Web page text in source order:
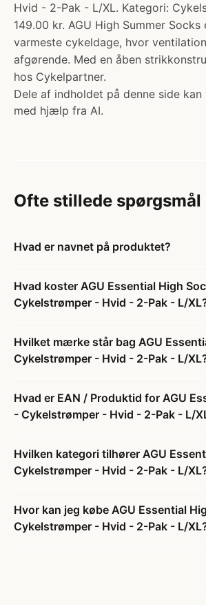
Hvid - 2-Pak - L/XL. Kategori:
149.00 kr. AGU High Summer
varmeste cykeldage, hvor
afgørende. Med en åben
hos Cykelpartner.
Dele af indholdet på denne side
med hjælp fra AI.
Ofte stillede spørgsmål
Hvad er navnet på produktet?
Hvad koster AGU Essential High
Cykelstrømper - Hvid - 2-Pak - L/
Hvilket mærke står bag AGU
Cykelstrømper - Hvid - 2-Pak - L/
Hvad er EAN / Produktid for AGU
- Cykelstrømper - Hvid - 2-Pak - L/
Hvilken kategori tilhører AGU
Cykelstrømper - Hvid - 2-Pak - L/
Hvor kan jeg købe AGU Essential
Cykelstrømper - Hvid - 2-Pak - L/